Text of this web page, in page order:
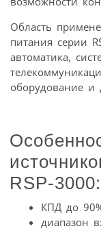
Область
питания серии
автоматика,
оборудование и
RSP-3000:
КПД до
диапазон